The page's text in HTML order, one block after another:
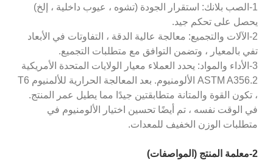
1-الصب بلانك: استقرار الجودة (تشوه ، عيوب داخلية ، إلخ)
يحصل على تحكم جيد.
2-الآلات والتجميع: معالجة عالية الدقة ، التفاوتات في الأبعاد
تفي بالمعيار ، وتضمن التوافق مع متطلبات التجميع.
3-الأداء والمواد: يحدد العملاء معيار الولايات المتحدة الأمريكية
ASTM A356.2 الألومنيوم. بعد المعالجة الحرارية للألمنيوم T6
، تكون القوة والمتانة متطابقتين جيدًا مما يطيل عمر المنتج.
في الوقت نفسه ، تم أيضًا تحسين اختيار الألومنيوم في
متطلبات الوزن الخفيف للمعدات.
2-معلمة المنتج (المواصفات)